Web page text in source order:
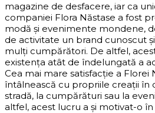
magazine de desfacere, iar ca
companiei Flora Năstase a fost
modă și evenimente mondene,
de activitate un brand cunoscut
mulți cumpărători. De altfel,
existența atât de îndelungată a
Cea mai mare satisfacție a Florei
întâlnească cu propriile creații în
stradă, la cumpărături sau la
altfel, acest lucru a și motivat-o